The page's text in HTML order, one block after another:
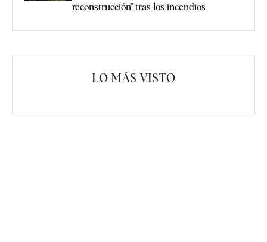
reconstrucción" tras los incendios
LO MÁS VISTO